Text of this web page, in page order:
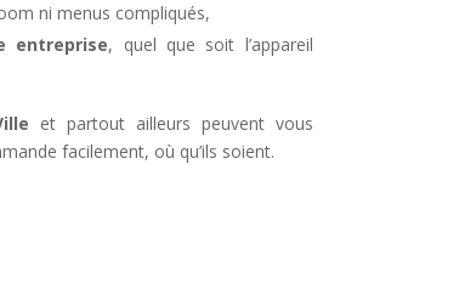
ni menus compliqués,
entreprise, quel que soit l’appareil
et partout ailleurs peuvent vous
facilement, où qu’ils soient.